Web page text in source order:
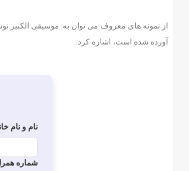
از نمونه های معروف می توان به: موسیقی الکبیر
آورده شده است، اشاره کرد.
نام و نام
شماره